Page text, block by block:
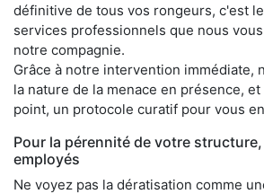
définitive de tous vos rongeurs, c'est
services professionnels que nous
notre compagnie.
Grâce à notre intervention immédiate,
la nature de la menace en présence,
point, un protocole curatif pour vous
Pour la pérennité de votre
employés
Ne voyez pas la dératisation comme